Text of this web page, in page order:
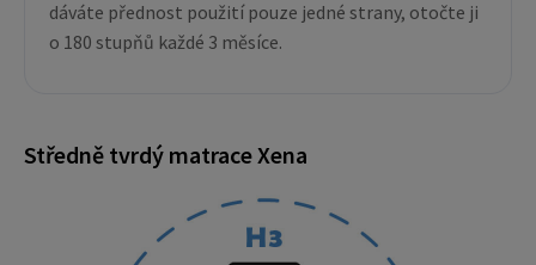
dáváte přednost použití pouze jedné strany, otočte ji
o 180 stupňů každé 3 měsíce.
Středně tvrdý matrace Xena